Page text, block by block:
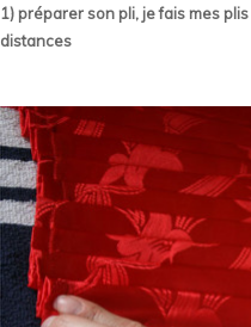
1) préparer son pli, je fais mes
distances